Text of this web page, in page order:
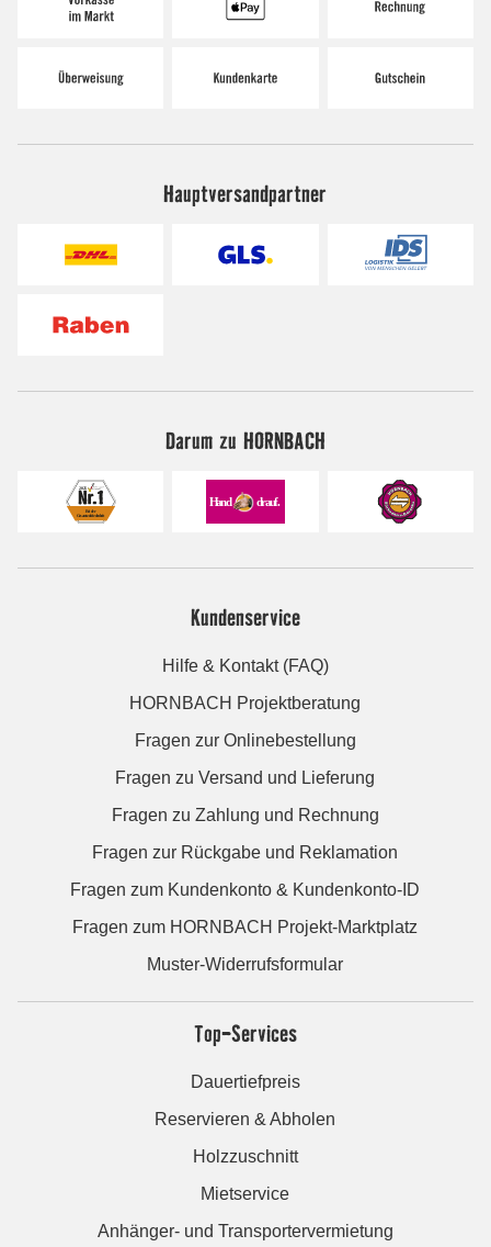
Hauptversandpartner
Darum zu HORNBACH
Kundenservice
Hilfe & Kontakt (FAQ)
HORNBACH Projektberatung
Fragen zur Onlinebestellung
Fragen zu Versand und Lieferung
Fragen zu Zahlung und Rechnung
Fragen zur Rückgabe und Reklamation
Fragen zum Kundenkonto & Kundenkonto-ID
Fragen zum HORNBACH Projekt-Marktplatz
Muster-Widerrufsformular
Top-Services
Dauertiefpreis
Reservieren & Abholen
Holzzuschnitt
Mietservice
Anhänger- und Transportervermietung